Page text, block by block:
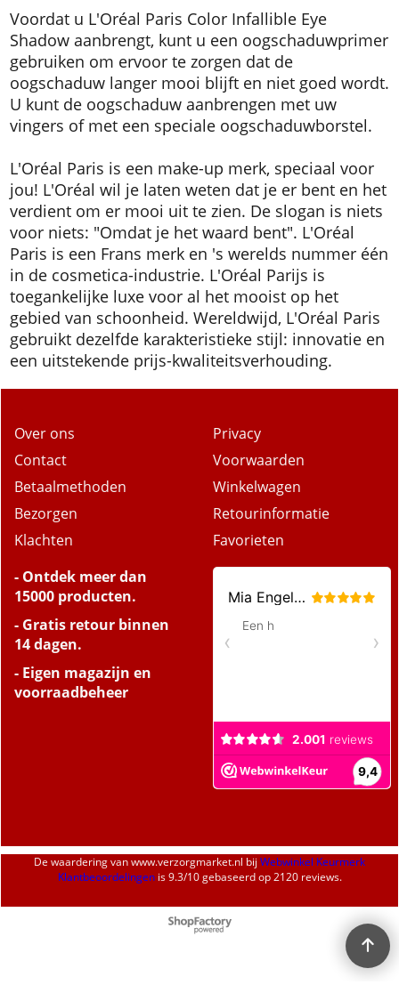
Voordat u L'Oréal Paris Color Infallible Eye
Shadow aanbrengt, kunt u een oogschaduwprimer
gebruiken om ervoor te zorgen dat de
oogschaduw langer mooi blijft en niet goed wordt.
U kunt de oogschaduw aanbrengen met uw
vingers of met een speciale oogschaduwborstel.
L'Oréal Paris is een make-up merk, speciaal voor
jou! L'Oréal wil je laten weten dat je er bent en het
verdient om er mooi uit te zien. De slogan is niets
voor niets: "Omdat je het waard bent". L'Oréal
Paris is een Frans merk en 's werelds nummer één
in de cosmetica-industrie. L'Oréal Parijs is
toegankelijke luxe voor al het mooist op het
gebied van schoonheid. Wereldwijd, L'Oréal Paris
gebruikt dezelfde karakteristieke stijl: innovatie en
een uitstekende prijs-kwaliteitsverhouding.
Over ons
Contact
Betaalmethoden
Bezorgen
Klachten
Privacy
Voorwaarden
Winkelwagen
Retourinformatie
Favorieten
- Ontdek meer dan
15000 producten.
- Gratis retour binnen
14 dagen.
- Eigen magazijn en
voorraadbeheer
De waardering vanwww.verzorgmarket.nl bij Webwinkel Keurmerk
Klantbeoordelingenis9.3/10gebaseerd op 2120 reviews.
Webwinkel gemaakt met
ShopFactory webwinkel